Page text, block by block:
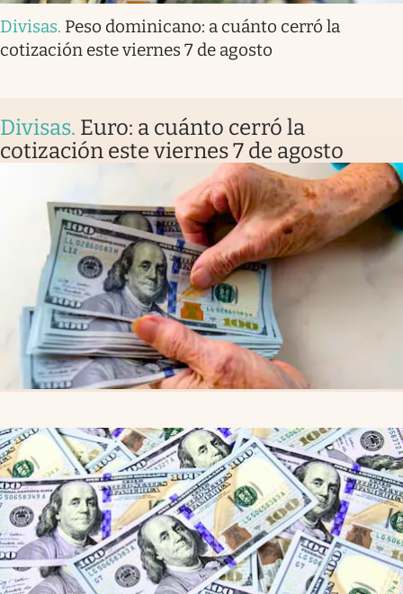
Divisas. Peso dominicano: a cuánto cerró la
cotización este viernes 7 de agosto
Divisas. Euro: a cuánto cerró la
cotización este viernes 7 de agosto